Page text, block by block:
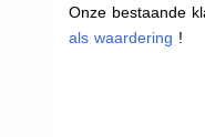
Onze bestaande
als waardering !